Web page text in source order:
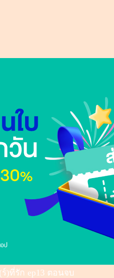
ร์)ที่รัก ep13 ตอนจบ